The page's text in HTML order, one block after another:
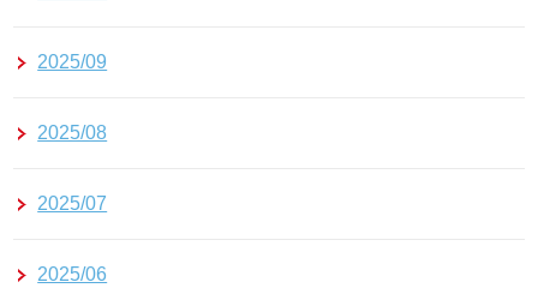
2025/09
2025/08
2025/07
2025/06